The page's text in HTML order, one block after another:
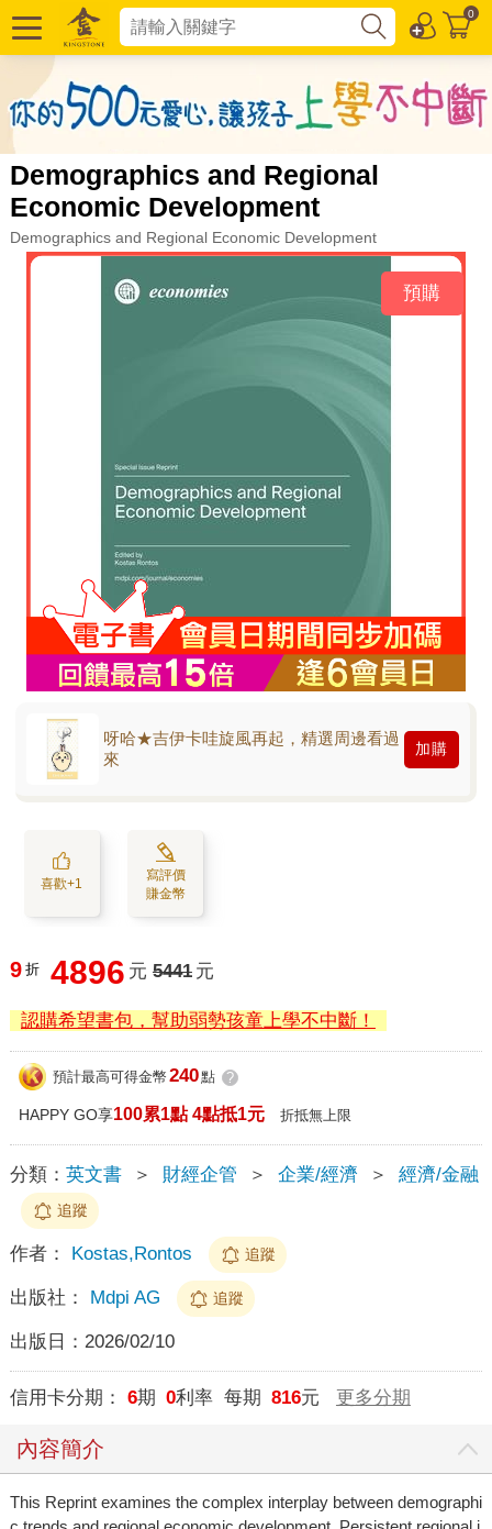
0
Demographics and Regional
Economic Development
Demographics and Regional Economic Development
預購
呀哈★吉伊卡哇旋風再起，精選周邊看過
來
加購
喜歡+1
寫評價
賺金幣
9 折 4896 元 5441 元
認購希望書包，幫助弱勢孩童上學不中斷！
預計最高可得金幣 240點 ?
HAPPY GO享100累1點 4點抵1元 折抵無上限
分類： 英文書 ＞ 財經企管 ＞ 企業/經濟 ＞ 經濟/金融
追蹤
作者： Kostas,Rontos 追蹤
出版社： Mdpi AG 追蹤
出版日： 2026/02/10
信用卡分期： 6期 0利率 每期 816元 更多分期
內容簡介
This Reprint examines the complex interplay between demographi